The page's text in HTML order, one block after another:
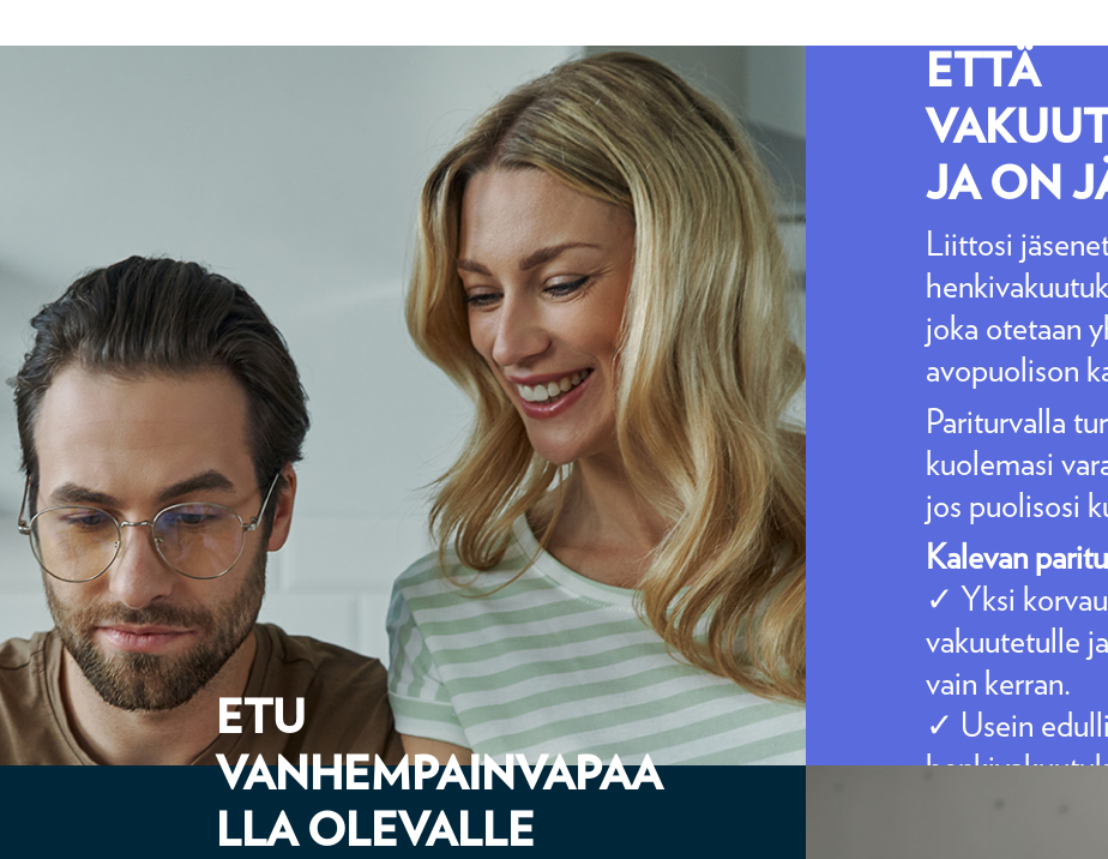
ETTÄ
JA ON
Liittosi
joka otetaan
avopuolison
Pariturvalla
kuolemasi
jos puolisosi
Kalevan
✓ Yksi
vakuutetulle
vain kerran.
✓ Usein
✓ Vain
ETU
VANHEMPAINVAPAA
LLA OLEVALLE